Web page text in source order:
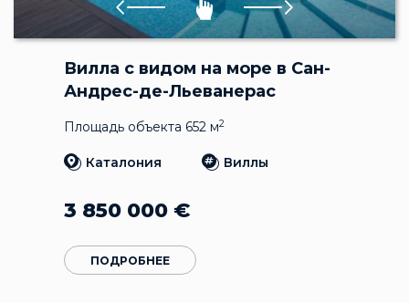
Вилла с видом на море в Сан-
Андрес-де-Льеванерас
Площадь объекта 652 м2
Каталония Виллы
3 850 000 €
ПОДРОБНЕЕ